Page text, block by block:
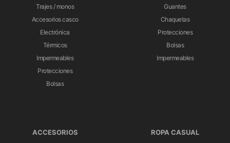
Trajes / monos
Accesorios casco
Electrónica
Térmicos
Impermeables
Protecciones
Bolsas
Guantes
Chaquetas
Protecciones
Bolsas
Impermeables
ACCESORIOS ROPA CASUAL